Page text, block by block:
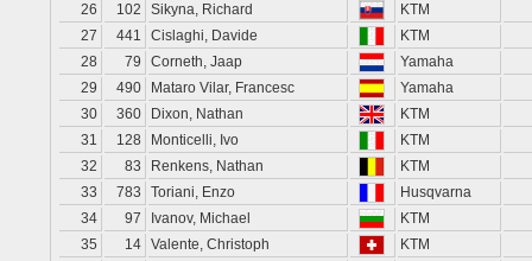
26
102 Sikyna, Richard
KTM
27
441 Cislaghi, Davide
KTM
28
79 Corneth, Jaap
Yamaha
29
490 Mataro Vilar, Francesc
Yamaha
30
360 Dixon, Nathan
KTM
31
128 Monticelli, Ivo
KTM
32
83 Renkens, Nathan
KTM
33
783 Toriani, Enzo
Husqvarna
34
97 Ivanov, Michael
KTM
35
14 Valente, Christoph
KTM